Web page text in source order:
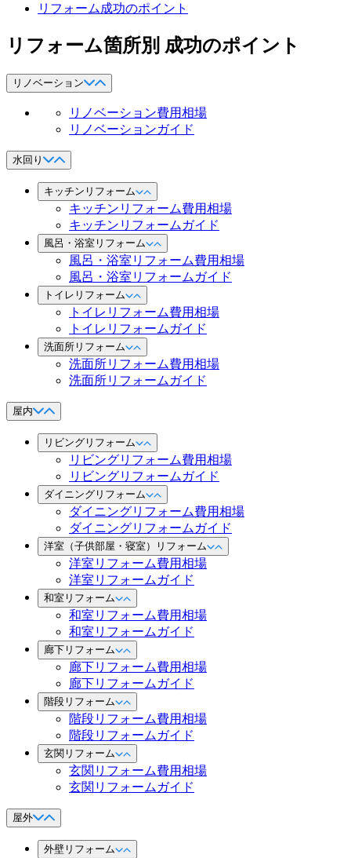
リフォーム成功のポイント
リフォーム箇所別 成功のポイント
リノベーション
リノベーション費用相場
リノベーションガイド
水回り
キッチンリフォーム
キッチンリフォーム費用相場
キッチンリフォームガイド
風呂・浴室リフォーム
風呂・浴室リフォーム費用相場
風呂・浴室リフォームガイド
トイレリフォーム
トイレリフォーム費用相場
トイレリフォームガイド
洗面所リフォーム
洗面所リフォーム費用相場
洗面所リフォームガイド
屋内
リビングリフォーム
リビングリフォーム費用相場
リビングリフォームガイド
ダイニングリフォーム
ダイニングリフォーム費用相場
ダイニングリフォームガイド
洋室（子供部屋・寝室）リフォーム
洋室リフォーム費用相場
洋室リフォームガイド
和室リフォーム
和室リフォーム費用相場
和室リフォームガイド
廊下リフォーム
廊下リフォーム費用相場
廊下リフォームガイド
階段リフォーム
階段リフォーム費用相場
階段リフォームガイド
玄関リフォーム
玄関リフォーム費用相場
玄関リフォームガイド
屋外
外壁リフォーム